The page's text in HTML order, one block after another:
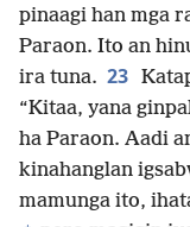
pinaagi han mga
Paraon. Ito an
ira tuna. 23
“Kitaa, yana
ha Paraon. Aadi
kinahanglan
mamunga ito,